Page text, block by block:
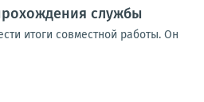
службы
итоги совместной работы. Он